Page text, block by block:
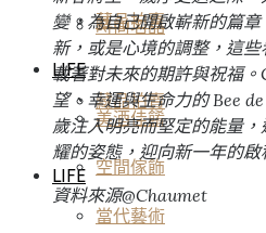
時尚名品
藏品拍賣
LIFE
藏品拍賣
LIFE
美酒佳餚
空間傢飾
當代藝術
變，為自己開啟嶄新的篇
新，或是心境的調整，這
載著對未來的期許與祝福
望、幸運與生命力的 Bee
歲注入明亮而堅定的能量
耀的姿態，迎向新一年的啟
資料來源@Chaumet